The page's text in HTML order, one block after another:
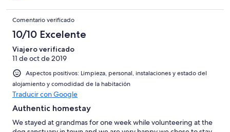
properly not other visitors will walk through, so you can enjoy a
diff. angle to view the Mon bridge. As it 's near Mon bridge, it 's
great to watch the sun rise and foggy view around Mon bridge,
of course you can go join the offer the food to monks at morning
time. Let 's talk back to accommodation, it 's a real Thai home
stay style. No doubt you can't compare it to hotels, but
absolutely you can act like a local when you stay here. The
hostress is a very kind and nice person, now she owns a little
food shop next to hotel and offer local food dishes for visitors.
Very important she can communicate in english and can give
you any suggestions on where you wanna go nearby. One Extra
credits, as the place near is low light pollution, if you walk back
Comentario verificado
10/10 Excelente
Viajero verificado
11 de oct de 2019
Aspectos positivos: Limpieza, personal, instalaciones y estado del
alojamiento y comodidad de la habitación
Traducir con Google
Authentic homestay
We stayed at grandmas for one week while volunteering at the